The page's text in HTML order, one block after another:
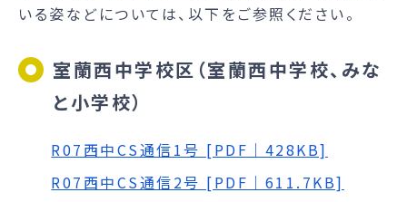
いる姿などについては、以下をご参照ください。
室蘭西中学校区（室蘭西中学校、みな
と小学校）
R07西中CS通信1号 [PDF｜428KB]
R07西中CS通信2号 [PDF｜611.7KB]